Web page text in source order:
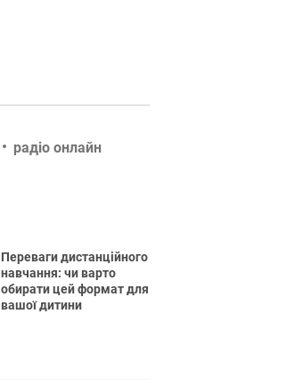
радіо онлайн
Переваги дистанційного
навчання: чи варто
обирати цей формат для
вашої дитини